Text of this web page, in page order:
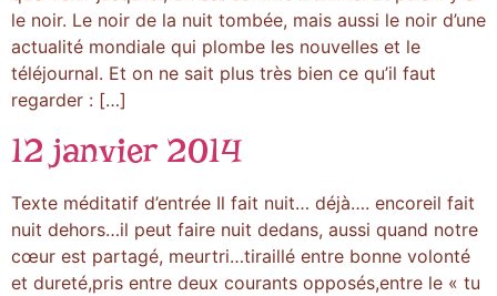
le noir. Le noir de la nuit tombée, mais aussi le noir d’une
actualité mondiale qui plombe les nouvelles et le
téléjournal. Et on ne sait plus très bien ce qu’il faut
regarder : […]
12 janvier 2014
Texte méditatif d’entrée Il fait nuit… déjà…. encoreil fait
nuit dehors…il peut faire nuit dedans, aussi quand notre
cœur est partagé, meurtri…tiraillé entre bonne volonté
et dureté,pris entre deux courants opposés,entre le « tu